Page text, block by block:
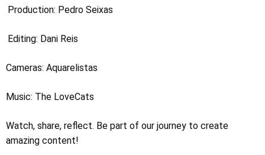
Production: Pedro Seixas
Editing: Dani Reis
Cameras: Aquarelistas
Music: The LoveCats
Watch, share, reflect. Be part of our journey to create
amazing content!